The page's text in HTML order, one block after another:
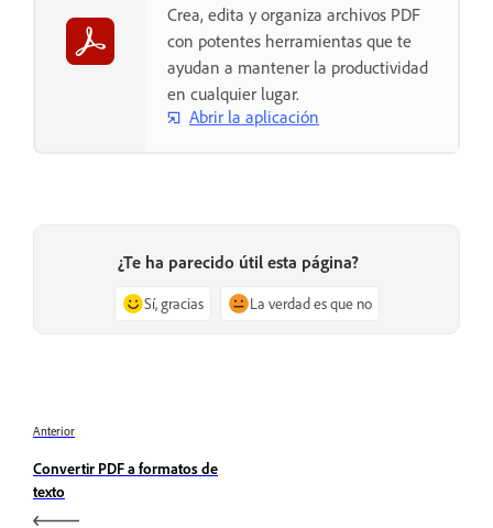
Crea, edita y organiza archivos PDF
con potentes herramientas que te
ayudan a mantener la productividad
en cualquier lugar.
Abrir la aplicación
¿Te ha parecido útil esta página?
Sí, gracias La verdad es que no
Anterior
Convertir PDF a formatos de
texto